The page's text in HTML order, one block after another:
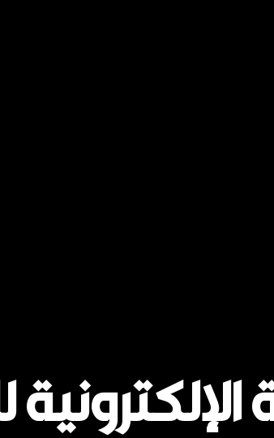
الإلكترونية